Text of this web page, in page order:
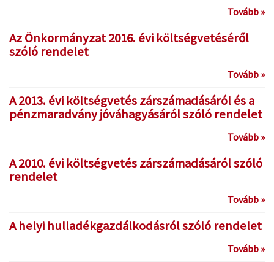
Tovább »
Az Önkormányzat 2016. évi költségvetéséről
szóló rendelet
Tovább »
A 2013. évi költségvetés zárszámadásáról és a
pénzmaradvány jóváhagyásáról szóló rendelet
Tovább »
A 2010. évi költségvetés zárszámadásáról szóló
rendelet
Tovább »
A helyi hulladékgazdálkodásról szóló rendelet
Tovább »